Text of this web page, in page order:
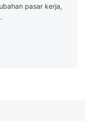
pasar kerja,